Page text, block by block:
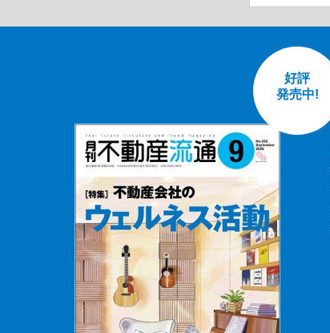
好評
発売中!